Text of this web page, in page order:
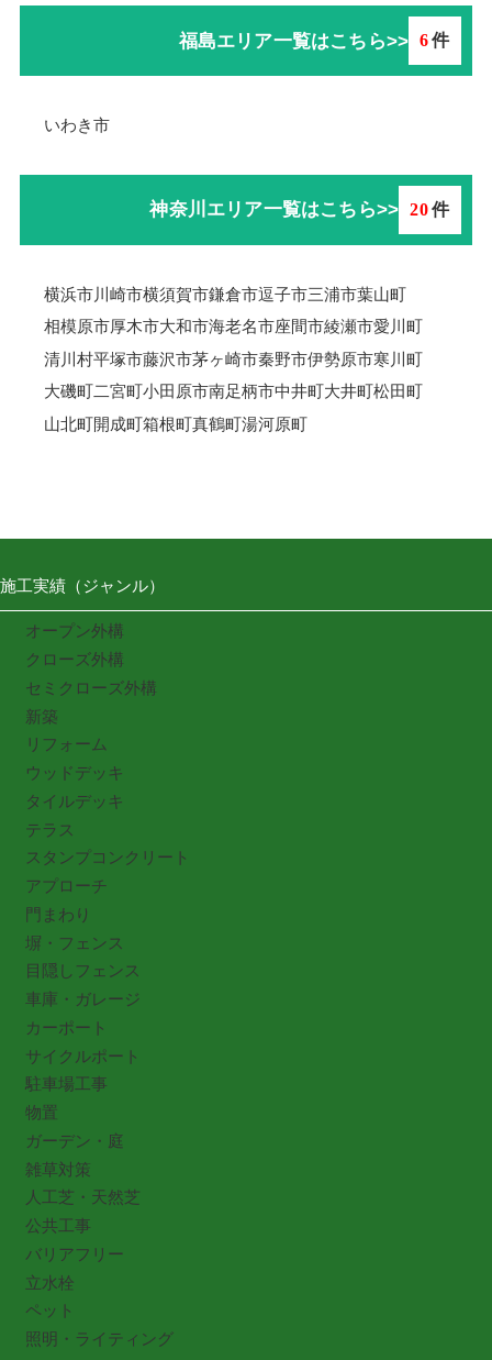
福島エリア一覧はこちら>> 6件
いわき市
神奈川エリア一覧はこちら>> 20件
横浜市川崎市横須賀市鎌倉市逗子市三浦市葉山町
相模原市厚木市大和市海老名市座間市綾瀬市愛川町
清川村平塚市藤沢市茅ヶ崎市秦野市伊勢原市寒川町
大磯町二宮町小田原市南足柄市中井町大井町松田町
山北町開成町箱根町真鶴町湯河原町
施工実績（ジャンル）
オープン外構
クローズ外構
セミクローズ外構
新築
リフォーム
ウッドデッキ
タイルデッキ
テラス
スタンプコンクリート
アプローチ
門まわり
塀・フェンス
目隠しフェンス
車庫・ガレージ
カーポート
サイクルポート
駐車場工事
物置
ガーデン・庭
雑草対策
人工芝・天然芝
公共工事
バリアフリー
立水栓
ペット
照明・ライティング